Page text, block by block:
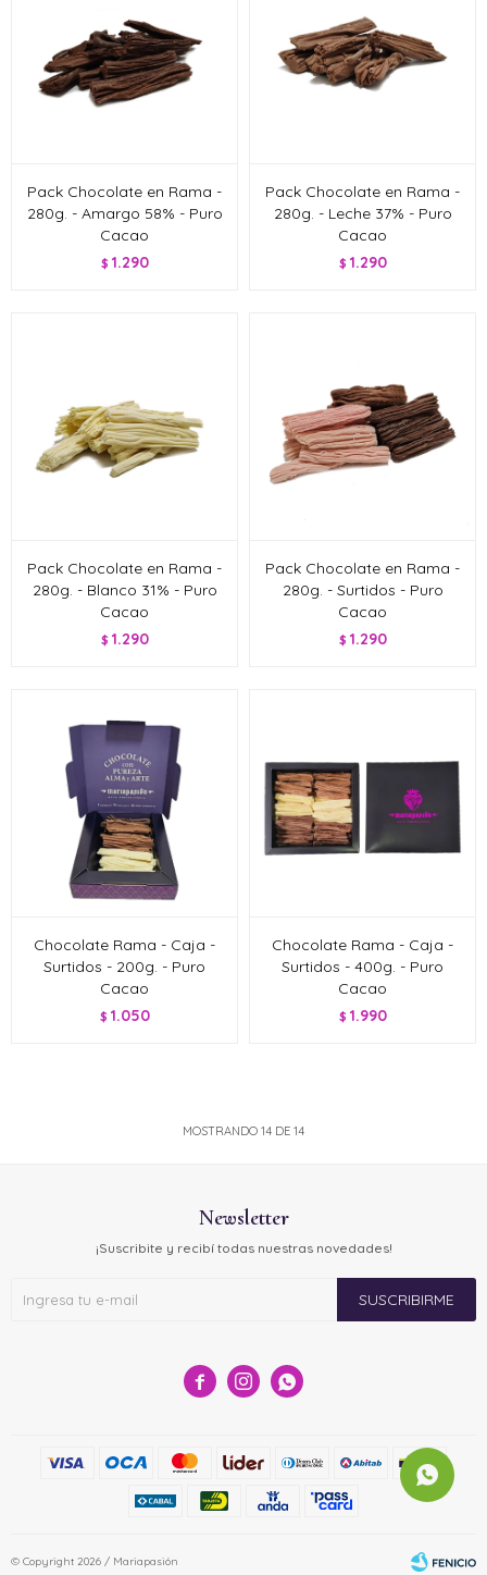
Pack Chocolate en Rama -
280g. - Amargo 58% - Puro
Cacao
$ 1.290
Pack Chocolate en Rama -
280g. - Leche 37% - Puro
Cacao
$ 1.290
Pack Chocolate en Rama -
280g. - Blanco 31% - Puro
Cacao
$ 1.290
Pack Chocolate en Rama -
280g. - Surtidos - Puro
Cacao
$ 1.290
Chocolate Rama - Caja -
Surtidos - 200g. - Puro
Cacao
$ 1.050
Chocolate Rama - Caja -
Surtidos - 400g. - Puro
Cacao
$ 1.990
MOSTRANDO 14 DE 14
  
Newsletter
¡Suscribite y recibí todas nuestras novedades!
SUSCRIBIRME
© Copyright 2026 / Mariapasión